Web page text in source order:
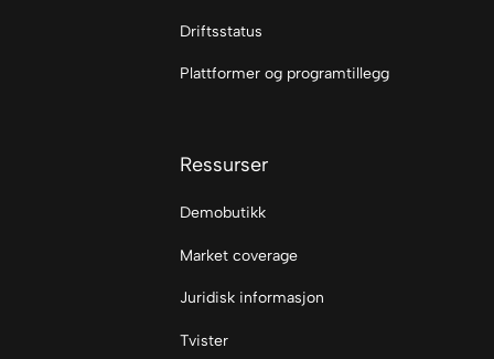
Driftsstatus
Plattformer og programtillegg
Ressurser
Demobutikk
Market coverage
Juridisk informasjon
Tvister